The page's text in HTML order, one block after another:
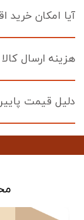
آیا امکان خرید
هزینه ارسال
دلیل قیمت